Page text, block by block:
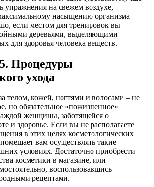
упражнения на свежем воздухе,
насыщению организма
если местом для тренировок вы
деревьями, выделяющими
для здоровья человека веществ.
Процедуры
ухода
телом, кожей, ногтями и волосами – не
но обязательное «пожизненное»
женщины, заботящейся о
и здоровье. Если вы не располагаете
в этих целях косметологических
вам осуществлять такие
условиях. Достаточно приобрести
косметики в магазине, или
воспользовавшись
рецептами.